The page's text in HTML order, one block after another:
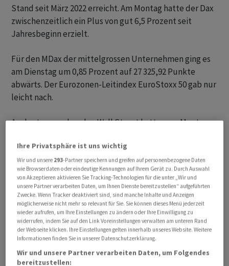
Stand seit März 2022 erreicht. Am Montag hatte der Dax
zwischenzeitlich ein Plus von gut 6,5 Prozent seit
Jahresbeginn erzielt.
Für den MDax der mittelgrossen Unternehmen ging es
am Dienstag um 0,85 Prozent auf 27 325,92 Punkte
abwärts. Der Eurozonen-Leitindex EuroStoxx 50 gab nur
leicht nach.
An der tonangebenden Wall Street hatten am Montag
US-Leitindex Dow Jones Industrial und der marktbreite
S&P 500 schlossen letztlich gar im Minus. Die globalen
Marktstrategen der Bank JPMorgan raten nach dem
starken Lauf in Europa seit Ende des dritten Quartals
2022 zu Gewinnmitnahmen.
Für leichte Belastung sorgten zudem Äusserungen aus
den Reihen der Fed. Zwei ranghohe Notenbanker
signalisierten, dass die US-Notenbank ihren Kampf
gegen die hohe Inflation fortsetzen wird und ihren
Ihre Privatsphäre ist uns wichtig
Wir und unsere 293-Partner speichern und greifen auf personenbezogene Daten
wie Browserdaten oder eindeutige Kennungen auf Ihrem Gerät zu. Durch Auswahl
von Akzeptieren aktivieren Sie Tracking-Technologien für die unter „Wir und
unsere Partner verarbeiten Daten, um Ihnen Dienste bereitzustellen“ aufgeführten
Zwecke. Wenn Tracker deaktiviert sind, sind manche Inhalte und Anzeigen
möglicherweise nicht mehr so relevant für Sie. Sie können dieses Menü jederzeit
wieder aufrufen, um Ihre Einstellungen zu ändern oder Ihre Einwilligung zu
widerrufen, indem Sie auf den Link Voreinstellungen verwalten am unteren Rand
der Webseite klicken. Ihre Einstellungen gelten innerhalb unseres Website. Weitere
Informationen finden Sie in unserer Datenschutzerklärung.
Wir und unsere Partner verarbeiten Daten, um Folgendes
bereitzustellen: